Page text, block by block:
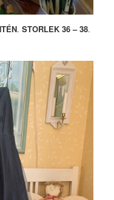
.STORLEK 36 – 38.